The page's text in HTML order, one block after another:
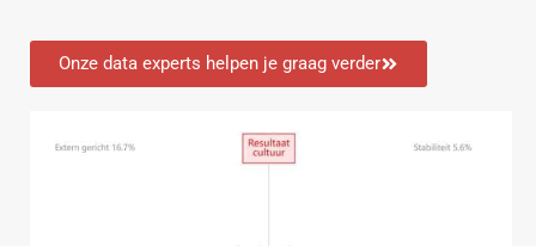
Onze data experts helpen je graag verder